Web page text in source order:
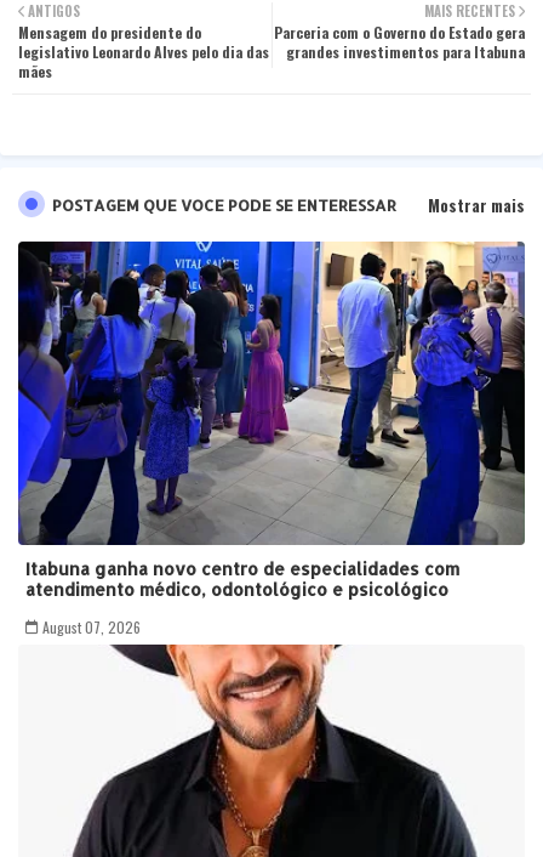
tsa
MAIS RECENTES
Parceria com o Governo do Estado gera
grandes investimentos para Itabuna
ANTIGOS
Mensagem do presidente do
legislativo Leonardo Alves pelo dia das
mães
POSTAGEM QUE VOCE PODE SE ENTERESSAR Mostrar mais
Itabuna ganha novo centro de especialidades com
atendimento médico, odontológico e psicológico
August 07, 2026